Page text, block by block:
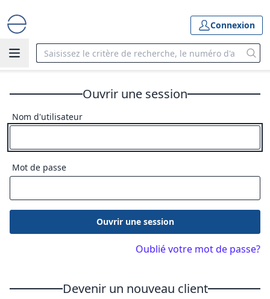
Connexion
Ouvrir une session
Nom d'utilisateur
Mot de passe
Ouvrir une session
Oublié votre mot de passe?
Devenir un nouveau client